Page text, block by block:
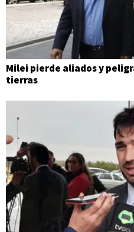
Milei pierde aliados y
tierras